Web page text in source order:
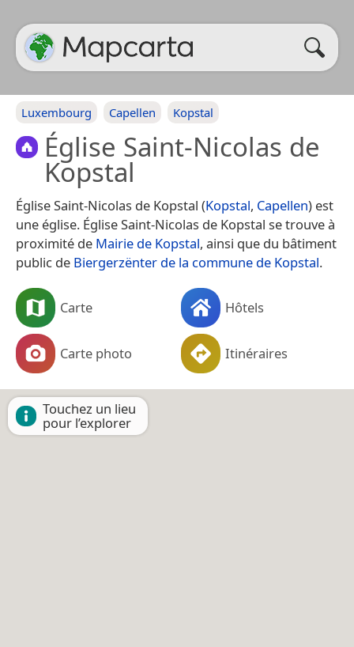
Luxembourg Capellen Kopstal
Église Saint-Nicolas de
Kopstal
Église Saint-Nicolas de Kopstal (Kopstal, Capellen) est
une église. Église Saint-Nicolas de Kopstal se trouve à
proximité de Mairie de Kopstal, ainsi que du bâtiment
public de Biergerzënter de la commune de Kopstal.
Carte Hôtels
Carte photo Itinéraires
Touchez un lieu
pour l’explorer